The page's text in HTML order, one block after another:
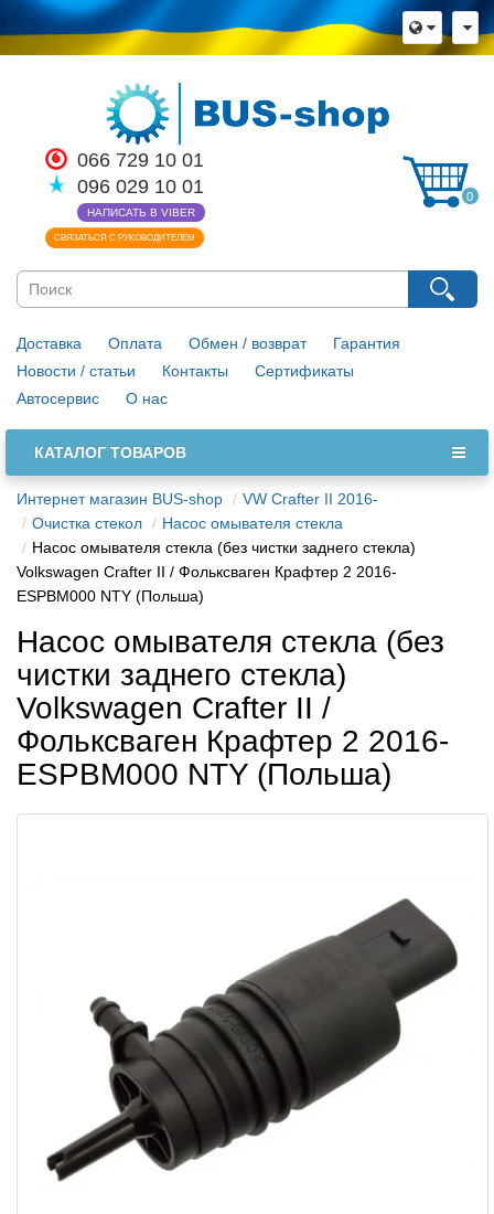
066 729 10 01
096 029 10 01
НАПИСАТЬ В VIBER
СВЯЗАТЬСЯ С РУКОВОДИТЕЛЕМ
0
Доставка Оплата Обмен / возврат
Гарантия
Новости / статьи
Контакты
Сертификаты
Автосервис
О нас
КАТАЛОГ ТОВАРОВ
Интернет магазин BUS-shop
VW Crafter II 2016-
Очистка стекол
Насос омывателя стекла
Насос омывателя стекла (без чистки заднего стекла)
Volkswagen Crafter II / Фольксваген Крафтер 2 2016-
ESPBM000 NTY (Польша)
Насос омывателя стекла (без
чистки заднего стекла)
Volkswagen Crafter II /
Фольксваген Крафтер 2 2016-
ESPBM000 NTY (Польша)